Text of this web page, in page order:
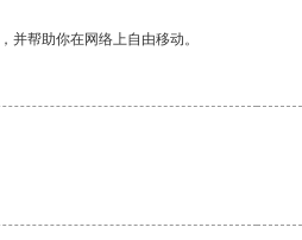
并帮助你在网络上自由移动。